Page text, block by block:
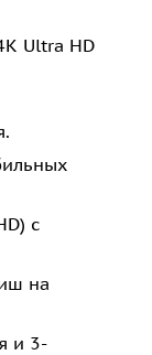
Ultra HD
с
на
и 3-